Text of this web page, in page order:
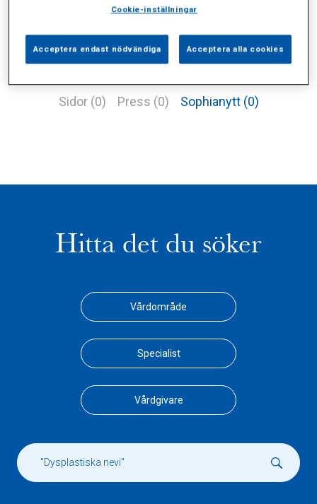
Sidor (0) Press (0) Sophianytt (0)
Hitta det du söker
Vårdområde
Specialist
Vårdgivare
Cookie-inställningar
Acceptera endast nödvändiga Acceptera alla cookies